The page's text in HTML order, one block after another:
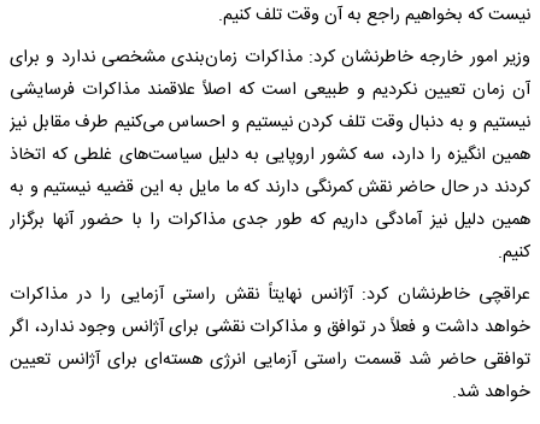
نیست که بخواهیم راجع به آن وقت تلف کنیم.
وزیر امور خارجه خاطرنشان کرد: مذاکرات زمان‌بندی مشخصی ندارد و برای
آن زمان تعیین نکردیم و طبیعی است که اصلاً علاقمند مذاکرات فرسایشی
نیستیم و به دنبال وقت تلف کردن نیستیم و احساس می‌کنیم طرف مقابل نیز
همین انگیزه را دارد، سه کشور اروپایی به دلیل سیاست‌های غلطی که اتخاذ
کردند در حال حاضر نقش کمرنگی دارند که ما مایل به این قضیه نیستیم و به
همین دلیل نیز آمادگی داریم که طور جدی مذاکرات را با حضور آنها برگزار
کنیم.
عراقچی خاطرنشان کرد: آژانس نهایتاً نقش راستی آزمایی را در مذاکرات
خواهد داشت و فعلاً در توافق و مذاکرات نقشی برای آژانس وجود ندارد، اگر
توافقی حاضر شد قسمت راستی آزمایی انرژی هسته‌ای برای آژانس تعیین
خواهد شد.